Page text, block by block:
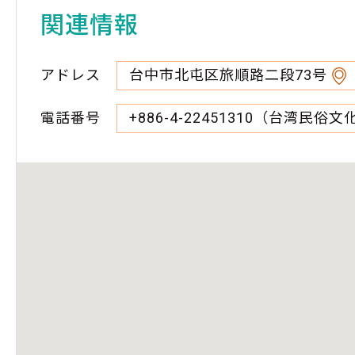
関連情報
アドレス 台中市北屯区旅順路二段73号
電話番号 +886-4-22451310（台湾民俗文